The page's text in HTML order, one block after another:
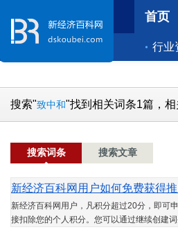
首页
行业
搜索"致中和"找到相关词条1篇，
搜索词条 搜索文章
新经济百科网用户如何免费获得
新经济百科网用户，凡积分超过20分，即可
接扣除您的个人积分。您可以通过继续创建